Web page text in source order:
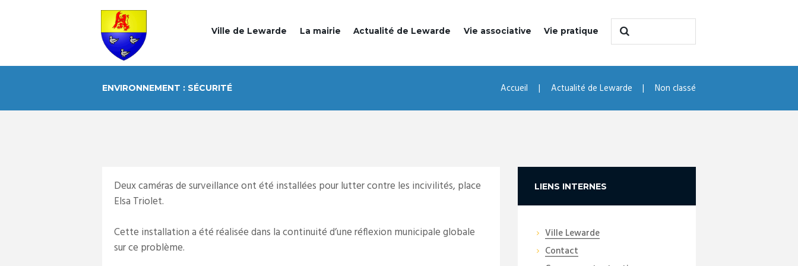
Ville de Lewarde La mairie Actualité de Lewarde Vie associative Vie pratique
ENVIRONNEMENT : SÉCURITÉ Accueil Actualité de Lewarde Non classé
Deux caméras de surveillance ont été installées pour lutter contre les incivilités, place
Elsa Triolet.
Cette installation a été réalisée dans la continuité d’une réflexion municipale globale
sur ce problème.
LIENS INTERNES
Ville Lewarde
Contact